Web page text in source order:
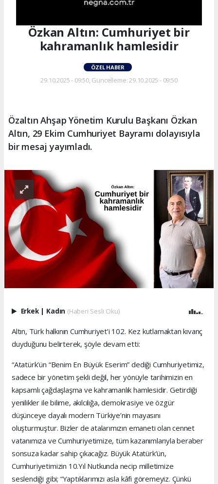
Özkan Altın: Cumhuriyet bir
kahramanlık hamlesidir
ÖZEL HABER
29.10.2025 - 09:50, Güncelleme: 29.10.2025 - 09:50
Özaltın Ahşap Yönetim Kurulu Başkanı Özkan
Altın, 29 Ekim Cumhuriyet Bayramı dolayısıyla
bir mesaj yayımladı.
Erkek | Kadın (Haberi Sesli Oku)
Altın, Türk halkının Cumhuriyet’i 102. Kez kutlamaktan kıvanç
duyduğunu belirterek, şöyle devam etti:
“Atatürk’ün “Benim En Büyük Eserim” dediği Cumhuriyetimiz,
sadece bir yönetim şekli değil, her yönüyle tarihimizin en
kapsamlı çağdaşlaşma ve kahramanlık hamlesidir. Getirdiği
yenilikler ile bilime, akılcılığa, demokrasiye ve özgür
düşünceye dayalı modern Türkiye’nin mayasını
oluşturmuştur. Bizler de atalarımızın emaneti olan cennet
vatanımıza ve Cumhuriyetimize, tüm kazanımlarıyla beraber
sonsuza kadar sahip çıkacağız. Büyük Atatürk’ün,
Cumhuriyetimizin 10.Yıl Nutkunda necip milletimize
seslendiği gibi; “Yaptıklarımızı asla kâfi göremeyiz. Çünkü